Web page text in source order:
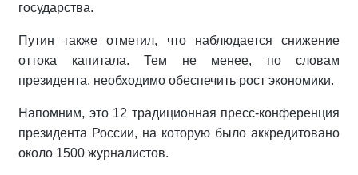
государства.
Путин также отметил, что наблюдается снижение
оттока капитала. Тем не менее, по словам
президента, необходимо обеспечить рост экономики.
Напомним, это 12 традиционная пресс-конференция
президента России, на которую было аккредитовано
около 1500 журналистов.